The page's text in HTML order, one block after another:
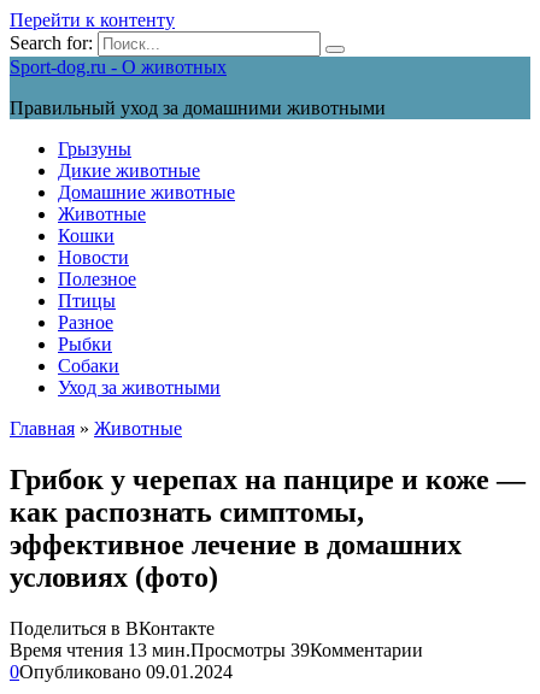
Перейти к контенту
Search for:
Sport-dog.ru - О животных
Правильный уход за домашними животными
Грызуны
Дикие животные
Домашние животные
Животные
Кошки
Новости
Полезное
Птицы
Разное
Рыбки
Собаки
Уход за животными
Главная » Животные
Грибок у черепах на панцире и коже —
как распознать симптомы,
эффективное лечение в домашних
условиях (фото)
Поделиться в ВКонтакте
Время чтения 13 мин.Просмотры 39Комментарии
0Опубликовано 09.01.2024